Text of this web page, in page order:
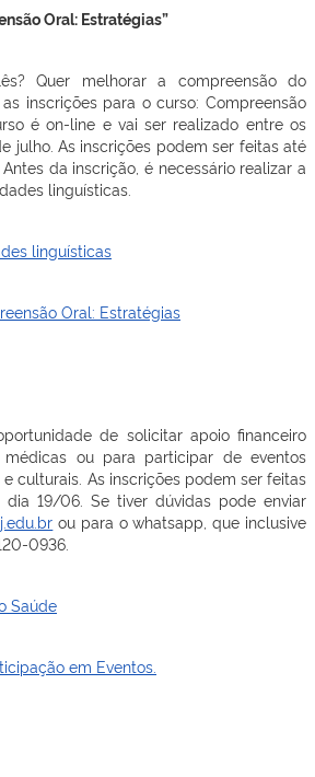
Oral: Estratégias”
Quer melhorar a compreensão do
inscrições para o curso: Compreensão
é on-line e vai ser realizado entre os
julho. As inscrições podem ser feitas até
da inscrição, é necessário realizar a
linguísticas.
linguísticas
Oral: Estratégias
de solicitar apoio financeiro
ou para participar de eventos
culturais. As inscrições podem ser feitas
dia 19/06. Se tiver dúvidas pode enviar
ou para o whatsapp, que inclusive
0936.
Saúde
em Eventos.